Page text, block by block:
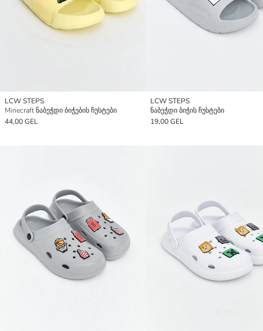
LCW STEPS
Minecraft ნაბეჭდი ბიჭების ჩუსტები
44,00 GEL
LCW STEPS
ნაბეჭდი ბიჭის ჩუსტები
19,00 GEL